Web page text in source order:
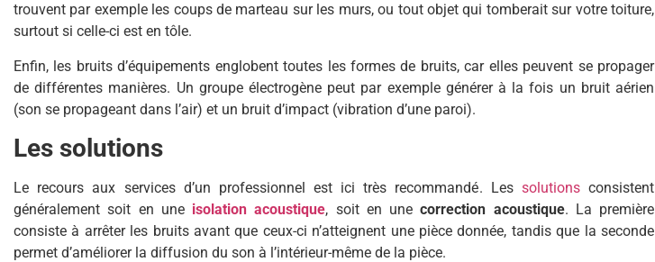
trouvent par exemple les coups de marteau sur les murs, ou tout objet qui tomberait sur votre toiture,
surtout si celle-ci est en tôle.
Enfin, les bruits d’équipements englobent toutes les formes de bruits, car elles peuvent se propager
de différentes manières. Un groupe électrogène peut par exemple générer à la fois un bruit aérien
(son se propageant dans l’air) et un bruit d’impact (vibration d’une paroi).
Les solutions
Le recours aux services d’un professionnel est ici très recommandé. Les solutionsconsistent
généralement soit en une isolation acoustique, soit en unecorrection acoustique. La première
consiste à arrêter les bruits avant que ceux-ci n’atteignent une pièce donnée, tandis que la seconde
permet d’améliorer la diffusion du son à l’intérieur-même de la pièce.